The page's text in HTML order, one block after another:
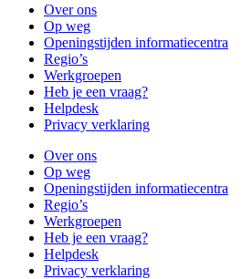
Over ons
Op weg
Openingstijden informatiecentra
Regio’s
Werkgroepen
Heb je een vraag?
Helpdesk
Privacy verklaring
Over ons
Op weg
Openingstijden informatiecentra
Regio’s
Werkgroepen
Heb je een vraag?
Helpdesk
Privacy verklaring